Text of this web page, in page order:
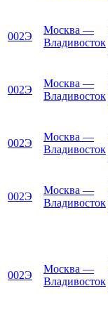
002Э
Москва —
Владивосток
002Э
Москва —
Владивосток
002Э
Москва —
Владивосток
002Э
Москва —
Владивосток
002Э
Москва —
Владивосток